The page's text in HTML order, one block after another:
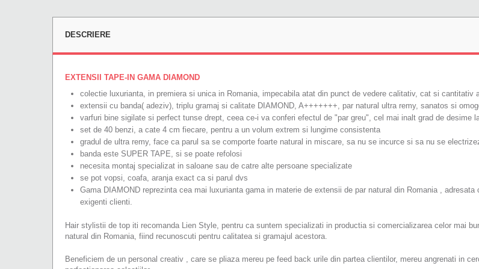
DESCRIERE
EXTENSII TAPE-IN GAMA DIAMOND
colectie luxurianta, in premiera si unica in Romania, impecabila atat din punct de vedere calitativ, cat si cantitativ
extensii cu banda( adeziv), triplu gramaj si calitate DIAMOND, A+++++++, par natural ultra remy, sanatos si
varfuri bine sigilate si perfect tunse drept, ceea ce-i va conferi efectul de "par greu", cel mai inalt grad de desime
set de 40 benzi, a cate 4 cm fiecare, pentru a un volum extrem si lungime consistenta
gradul de ultra remy, face ca parul sa se comporte foarte natural in miscare, sa nu se incurce si sa nu se
banda este SUPER TAPE, si se poate refolosi
necesita montaj specializat in saloane sau de catre alte persoane specializate
se pot vopsi, coafa, aranja exact ca si parul dvs
Gama DIAMOND reprezinta cea mai luxurianta gama in materie de extensii de par natural din Romania , adresata
exigenti clienti.
Hair stylistii de top iti recomanda Lien Style, pentru ca suntem specializati in productia si comercializarea celor mai
natural din Romania, fiind recunoscuti pentru calitatea si gramajul acestora.
Beneficiem de un personal creativ , care se pliaza mereu pe feed back urile din partea clientilor, mereu angrenati in